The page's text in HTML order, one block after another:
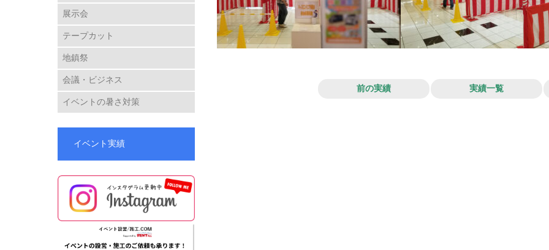
展示会
テープカット
地鎮祭
会議・ビジネス
イベントの暑さ対策
イベント実績
前の実績 実績一覧